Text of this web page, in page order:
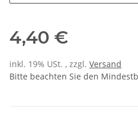
4,40 €
inkl. 19% USt. , zzgl. Versand
Bitte beachten Sie den